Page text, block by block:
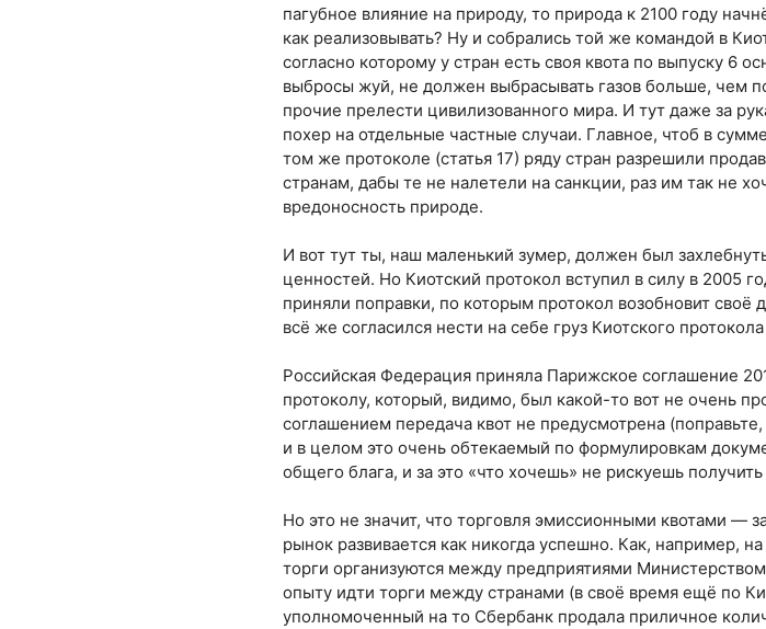
пагубное влияние на природу, то природа к 2100 году
как реализовывать? Ну и собрались той же командой в
согласно которому у стран есть своя квота по выпуску 6
выбросы жуй, не должен выбрасывать газов больше, чем
прочие прелести цивилизованного мира. И тут даже за
похер на отдельные частные случаи. Главное, чтоб в
том же протоколе (статья 17) ряду стран разрешили
странам, дабы те не налетели на санкции, раз им так не
вредоносность природе.
И вот тут ты, наш маленький зумер, должен был
ценностей. Но Киотский протокол вступил в силу в 2005
приняли поправки, по которым протокол возобновит своё
всё же согласился нести на себе груз Киотского
Российская Федерация приняла Парижское соглашение
протоколу, который, видимо, был какой-то вот не очень
соглашением передача квот не предусмотрена
и в целом это очень обтекаемый по формулировкам
общего блага, и за это «что хочешь» не рискуешь
Но это не значит, что торговля эмиссионными квотами —
рынок развивается как никогда успешно. Как, например,
торги организуются между предприятиями
опыту идти торги между странами (в своё время ещё по
уполномоченный на то Сбербанк продала приличное